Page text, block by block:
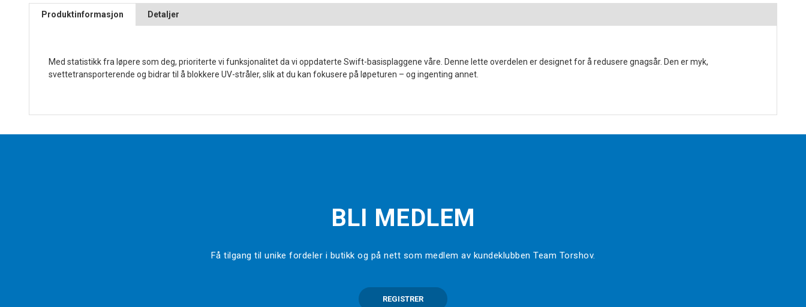
Produktinformasjon Detaljer
Med statistikk fra løpere som deg, prioriterte vi funksjonalitet da vi oppdaterte Swift-basisplaggene våre. Denne lette overdelen er designet for å redusere gnagsår. Den er myk,
svettetransporterende og bidrar til å blokkere UV-stråler, slik at du kan fokusere på løpeturen – og ingenting annet.
BLI MEDLEM
Få tilgang til unike fordeler i butikk og på nett som medlem av kundeklubben Team Torshov.
REGISTRER